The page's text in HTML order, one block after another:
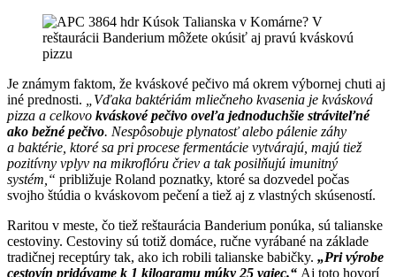
Je známym faktom, že kváskové pečivo má okrem výbornej chuti aj
iné prednosti.
„Vďaka baktériám mliečneho kvasenia je kvásková
pizza a celkovo kváskové pečivo oveľa jednoduchšie stráviteľné
ako bežné pečivo. Nespôsobuje plynatosť alebo pálenie záhy
a baktérie, ktoré sa pri procese fermentácie vytvárajú, majú tiež
pozitívny vplyv na mikroflóru čriev a tak posilňujú imunitný
systém,“ približuje Roland poznatky, ktoré sa dozvedel počas
svojho štúdia o kváskovom pečení a tiež aj z vlastných skúseností.
Raritou v meste, čo tiež reštaurácia Banderium ponúka, sú talianske
cestoviny. Cestoviny sú totiž domáce, ručne vyrábané na základe
tradičnej receptúry tak, ako ich robili talianske babičky. „Pri výrobe
cestovín pridávame k 1 kilogramu múky 25 vajec.“ Aj toto hovorí